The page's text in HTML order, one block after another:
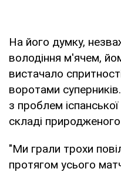
На його думку,
володіння м'ячем,
вистачало
воротами
з проблем іспанської
складі
"Ми грали трохи
протягом усього